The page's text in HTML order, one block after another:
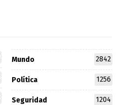
Mundo 2842
Política 1256
Seguridad 1204